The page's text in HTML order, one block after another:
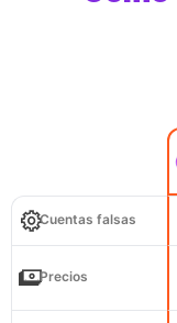
Cuentas falsas
Precios